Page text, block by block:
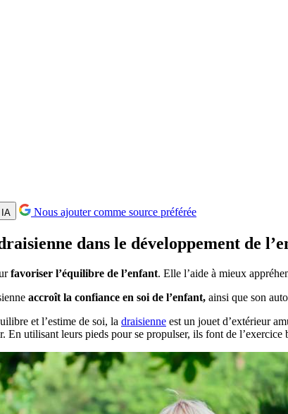
IA Nous ajouter comme source préférée
dans le développement de
favoriser l’équilibre de l’enfant. Elle l’aide à mieux
accroît la confiance en soi de l’enfant, ainsi que son
et l’estime de soi, la draisienne est un jouet d’extérieur
En utilisant leurs pieds pour se propulser, ils font de l’exercice